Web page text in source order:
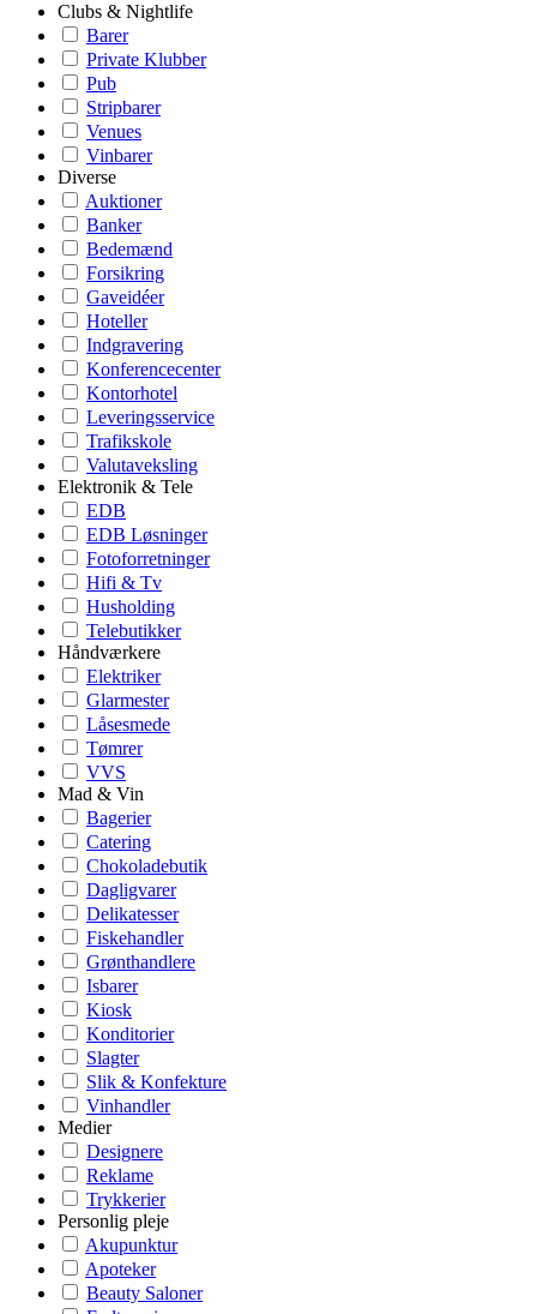
Clubs & Nightlife
Barer
Private Klubber
Pub
Stripbarer
Venues
Vinbarer
Diverse
Auktioner
Banker
Bedemænd
Forsikring
Gaveidéer
Hoteller
Indgravering
Konferencecenter
Kontorhotel
Leveringsservice
Trafikskole
Valutaveksling
Elektronik & Tele
EDB
EDB Løsninger
Fotoforretninger
Hifi & Tv
Husholding
Telebutikker
Håndværkere
Elektriker
Glarmester
Låsesmede
Tømrer
VVS
Mad & Vin
Bagerier
Catering
Chokoladebutik
Dagligvarer
Delikatesser
Fiskehandler
Grønthandlere
Isbarer
Kiosk
Konditorier
Slagter
Slik & Konfekture
Vinhandler
Medier
Designere
Reklame
Trykkerier
Personlig pleje
Akupunktur
Apoteker
Beauty Saloner